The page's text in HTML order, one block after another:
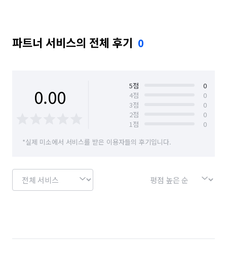
파트너 서비스의 전체 후기 0
0.00 5점
0
4점
0
3점
0
2점
0
1점
0
*실제 미소에서 서비스를 받은 이용자들의 후기입니다.